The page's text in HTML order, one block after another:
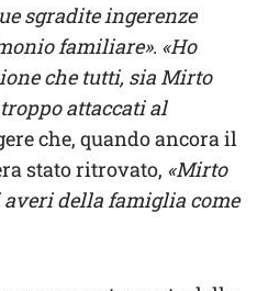
sgradite ingerenze
familiare». «Ho
che tutti, sia Mirto
attaccati al
che, quando ancora il
stato ritrovato, «Mirto
della famiglia come